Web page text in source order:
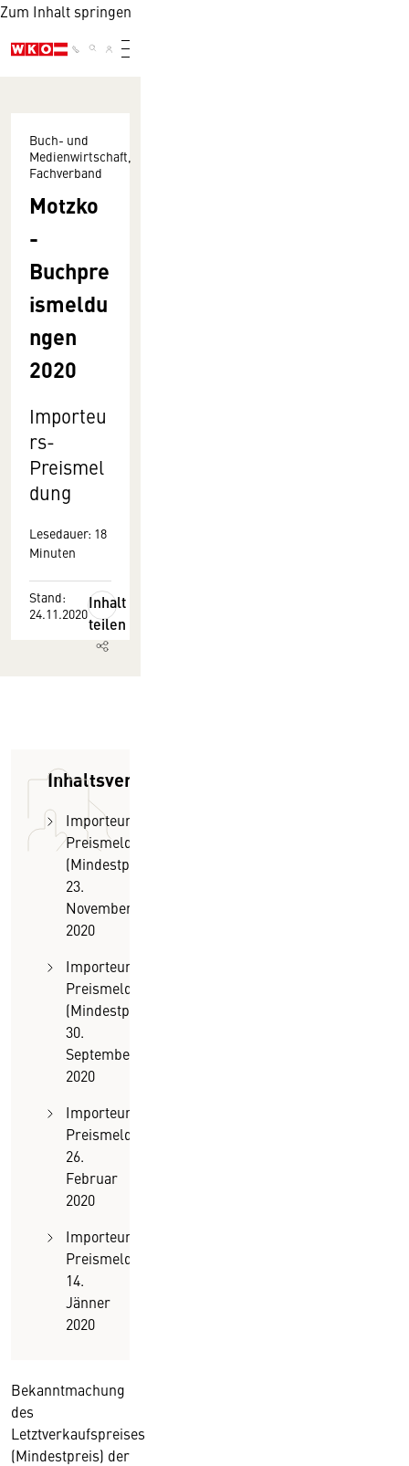
Zum Inhalt springen
Buch- und
Medienwirtschaft,
Fachverband
Motzko
-
Buchpre
ismeldu
ngen
2020
Importeu
rs-
Preismel
dung
Lesedauer: 18
Minuten
Stand:
24.11.2020
Inhalt
teilen
Inhaltsverzeichnis
Importeurs-
Preismeldung
(Mindestpereise)
23.
November
2020
Importeurs-
Preismeldung
(Mindestpereise)
30.
September
2020
Importeurs-
Preismeldung (Mindestpereise)
26.
Februar
2020
Importeurs-
Preismeldung (Mindestpereise)
14.
Jänner
2020
Bekanntmachung
des
Letztverkaufspreises
(Mindestpreis) der